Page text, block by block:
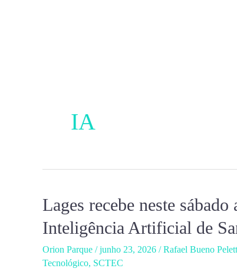
IA
Lages recebe neste
Inteligência Artificial de
Orion Parque /junho 23, 2026 /Rafael Bueno
Tecnológico, SCTEC
Lages
neste
sábado
a